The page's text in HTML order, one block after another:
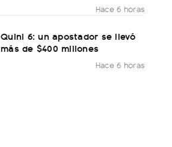
Hace 6 horas
Quini 6: un apostador se llevó
más de $400 millones
Hace 6 horas